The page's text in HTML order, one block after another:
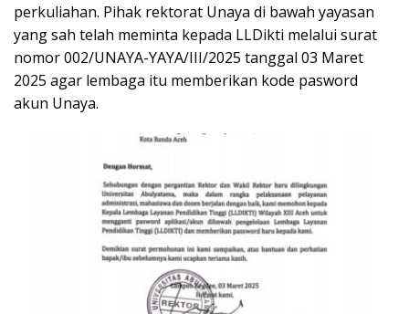
perkuliahan. Pihak rektorat Unaya di bawah yayasan
yang sah telah meminta kepada LLDikti melalui surat
nomor 002/UNAYA-YAYA/III/2025 tanggal 03 Maret
2025 agar lembaga itu memberikan kode pasword
akun Unaya.